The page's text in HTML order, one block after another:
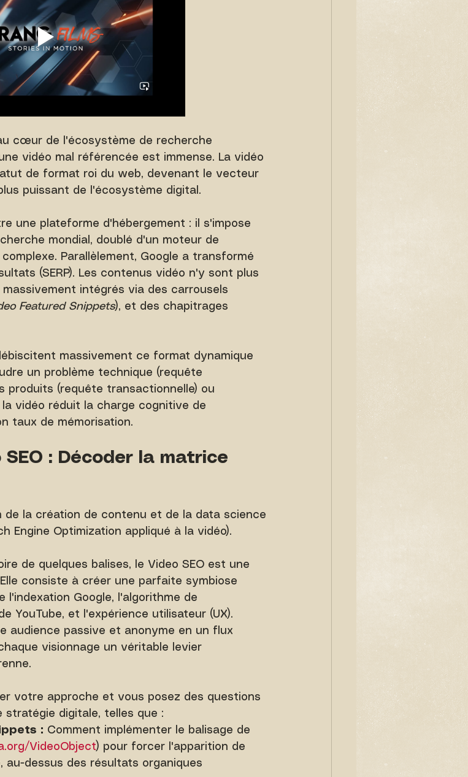
cœur de l'écosystème de recherche
vidéo mal référencée est immense. La vidéo
de format roi du web, devenant le vecteur
puissant de l'écosystème digital.
une plateforme d'hébergement : il s'impose
mondial, doublé d'un moteur de
Parallèlement, Google a transformé
(SERP). Les contenus vidéo n'y sont plus
intégrés via des carrousels
Featured Snippets), et des chapitrages
massivement ce format dynamique
un problème technique (requête
produits (requête transactionnelle) ou
vidéo réduit la charge cognitive de
taux de mémorisation.
: Décoder la matrice
de la création de contenu et de la data science
Engine Optimization appliqué à la vidéo).
de quelques balises, le Video SEO est une
consiste à créer une parfaite symbiose
l'indexation Google, l'algorithme de
YouTube, et l'expérience utilisateur (UX).
audience passive et anonyme en un flux
visionnage un véritable levier
votre approche et vous posez des questions
digitale, telles que :
: Comment implémenter le balisage de
VideoObject) pour forcer l'apparition de
au-dessus des résultats organiques